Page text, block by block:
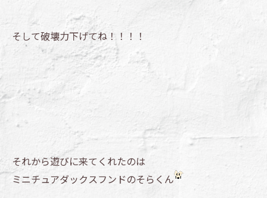
そして破壊力下げてね！！！！
それから遊びに来てくれたのは
ミニチュアダックスフンドのそらくん